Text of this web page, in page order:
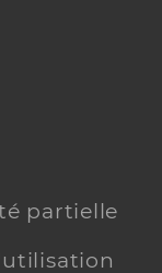
partielle